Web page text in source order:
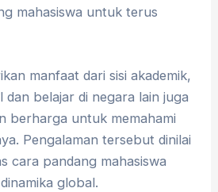
mahasiswa untuk terus
manfaat dari sisi akademik,
dan belajar di negara lain juga
berharga untuk memahami
Pengalaman tersebut dinilai
cara pandang mahasiswa
global.